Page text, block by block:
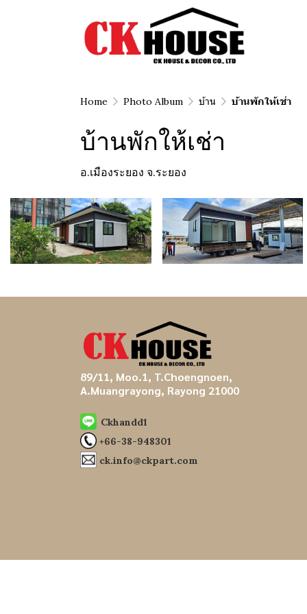
Home Photo Album บ้าน บ้านพักให้เช่า
บ้านพักให้เช่า
อ.เมืองระยอง จ.ระยอง
89/11, Moo.1, T.Choengnoen,
A.Muangrayong, Rayong 21000
Ckhandd1
+66-38-948301
ck.info@ckpart.com